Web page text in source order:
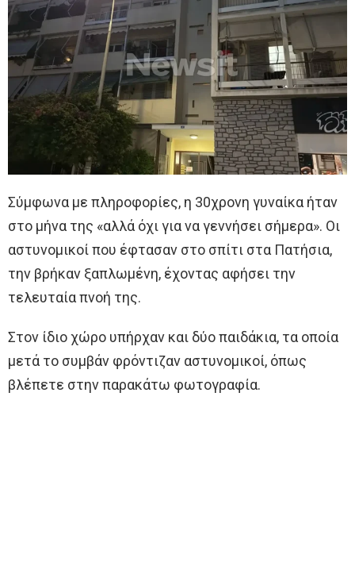
Σύμφωνα με πληροφορίες, η 30χρονη γυναίκα ήταν
στο μήνα της «αλλά όχι για να γεννήσει σήμερα». Οι
αστυνομικοί που έφτασαν στο σπίτι στα Πατήσια,
την βρήκαν ξαπλωμένη, έχοντας αφήσει την
τελευταία πνοή της.
Στον ίδιο χώρο υπήρχαν και δύο παιδάκια, τα οποία
μετά το συμβάν φρόντιζαν αστυνομικοί, όπως
βλέπετε στην παρακάτω φωτογραφία.